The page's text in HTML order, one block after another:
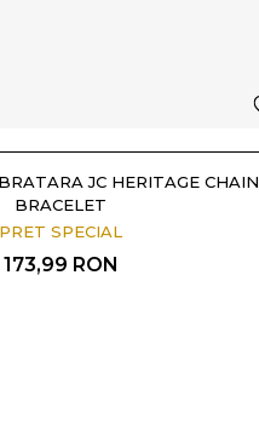
JC HERITAGE CHAIN
BRACELET
PRET SPECIAL
173,99 RON